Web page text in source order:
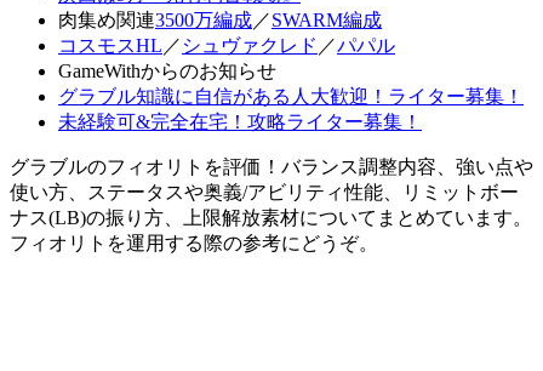
肉集め関連3500万編成／SWARM編成
コスモスHL ／ シュヴァクレド ／パパル
GameWithからのお知らせ
グラブル知識に自信がある人大歓迎！ライター募集！
未経験可&完全在宅！攻略ライター募集！
グラブルのフィオリトを評価！バランス調整内容、強い点や
使い方、ステータスや奥義/アビリティ性能、リミットボー
ナス(LB)の振り方、上限解放素材についてまとめています。
フィオリトを運用する際の参考にどうぞ。